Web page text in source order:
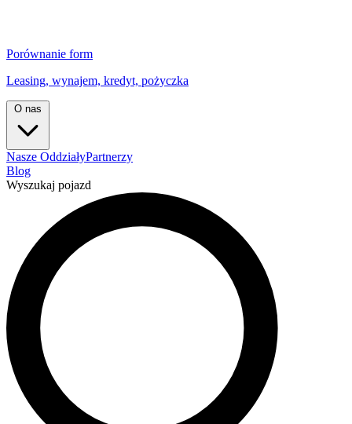
Porównanie form
Leasing, wynajem, kredyt, pożyczka
O nas
Nasze OddziałyPartnerzy
Blog
Wyszukaj pojazd